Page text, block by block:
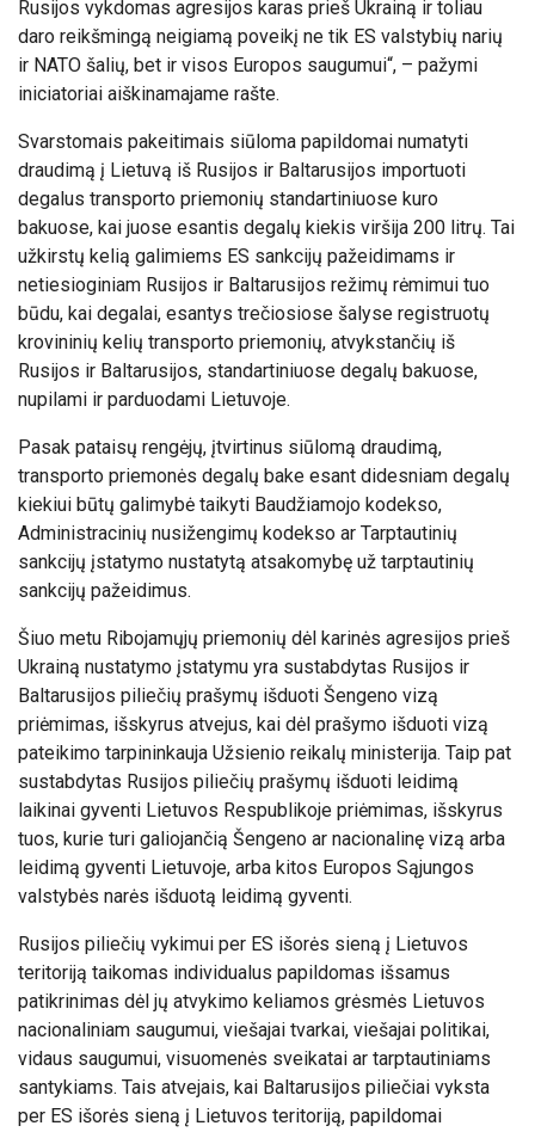
Rusijos vykdomas agresijos karas prieš Ukrainą ir toliau
daro reikšmingą neigiamą poveikį ne tik ES valstybių narių
ir NATO šalių, bet ir visos Europos saugumui“, – pažymi
iniciatoriai aiškinamajame rašte.
Svarstomais pakeitimais siūloma papildomai numatyti
draudimą į Lietuvą iš Rusijos ir Baltarusijos importuoti
degalus transporto priemonių standartiniuose kuro
bakuose, kai juose esantis degalų kiekis viršija 200 litrų. Tai
užkirstų kelią galimiems ES sankcijų pažeidimams ir
netiesioginiam Rusijos ir Baltarusijos režimų rėmimui tuo
būdu, kai degalai, esantys trečiosiose šalyse registruotų
krovininių kelių transporto priemonių, atvykstančių iš
Rusijos ir Baltarusijos, standartiniuose degalų bakuose,
nupilami ir parduodami Lietuvoje.
Pasak pataisų rengėjų, įtvirtinus siūlomą draudimą,
transporto priemonės degalų bake esant didesniam degalų
kiekiui būtų galimybė taikyti Baudžiamojo kodekso,
Administracinių nusižengimų kodekso ar Tarptautinių
sankcijų įstatymo nustatytą atsakomybę už tarptautinių
sankcijų pažeidimus.
Šiuo metu Ribojamųjų priemonių dėl karinės agresijos prieš
Ukrainą nustatymo įstatymu yra sustabdytas Rusijos ir
Baltarusijos piliečių prašymų išduoti Šengeno vizą
priėmimas, išskyrus atvejus, kai dėl prašymo išduoti vizą
pateikimo tarpininkauja Užsienio reikalų ministerija. Taip pat
sustabdytas Rusijos piliečių prašymų išduoti leidimą
laikinai gyventi Lietuvos Respublikoje priėmimas, išskyrus
tuos, kurie turi galiojančią Šengeno ar nacionalinę vizą arba
leidimą gyventi Lietuvoje, arba kitos Europos Sąjungos
valstybės narės išduotą leidimą gyventi.
Rusijos piliečių vykimui per ES išorės sieną į Lietuvos
teritoriją taikomas individualus papildomas išsamus
patikrinimas dėl jų atvykimo keliamos grėsmės Lietuvos
nacionaliniam saugumui, viešajai tvarkai, viešajai politikai,
vidaus saugumui, visuomenės sveikatai ar tarptautiniams
santykiams. Tais atvejais, kai Baltarusijos piliečiai vyksta
per ES išorės sieną į Lietuvos teritoriją, papildomai